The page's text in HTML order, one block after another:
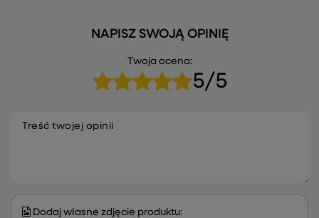
NAPISZ SWOJĄ OPINIĘ
Twoja ocena:
5/5
Treść twojej opinii
Dodaj własne zdjęcie produktu: